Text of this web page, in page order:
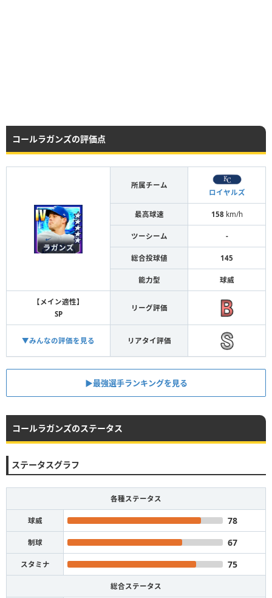
コールラガンズの評価点
所属チーム
ロイヤルズ
最高球速 158 km/h
ツーシーム -
総合投球値 145
能力型 球威
【メイン適性】
SP
リーグ評価
▼みんなの評価を見る リアタイ評価
▶︎最強選手ランキングを見る
コールラガンズのステータス
ステータスグラフ
各種ステータス
球威 78
制球 67
スタミナ 75
総合ステータス